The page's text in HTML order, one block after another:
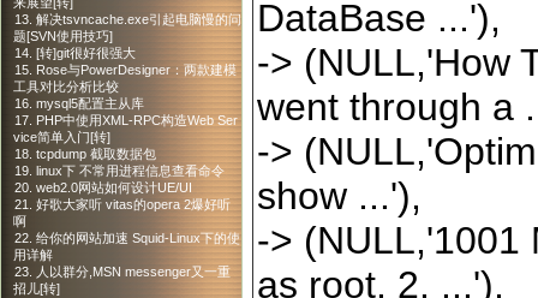
13. 解决tsvncache.exe引起电脑慢的问
题[SVN使用技巧]
14. [转]git很好很强大
15. Rose与PowerDesigner：两款建模
工具对比分析比较
16. mysql5配置主从库
17. PHP中使用XML-RPC构造Web Ser
vice简单入门[转]
18. tcpdump 截取数据包
19. linux下 不常用进程信息查看命令
20. web2.0网站如何设计UE/UI
21. 好歌大家听 vitas的opera 2爆好听
啊
22. 给你的网站加速 Squid-Linux下的使
用详解
23. 人以群分,MSN messenger又一重
招儿[转]
DataBase ...'),
-> (NULL,'How
went through a
-> (NULL,'
show ...'),
-> (NULL,'1001
as root. 2. ...'),